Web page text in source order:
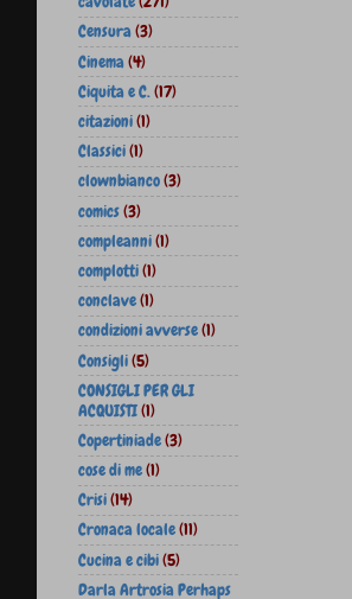
Censura(3)
Cinema(4)
Ciquita e C.(17)
citazioni(1)
Classici(1)
clownbianco(3)
comics(3)
compleanni(1)
complotti(1)
conclave(1)
condizioni avverse(1)
Consigli(5)
CONSIGLI PER GLI
ACQUISTI(1)
Copertiniade(3)
cose di me(1)
Crisi(14)
Cronaca locale(11)
Cucina e cibi(5)
Darla Artrosia Perhaps